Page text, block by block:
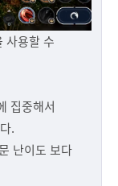
사용할 수
집중해서
.
난이도 보다